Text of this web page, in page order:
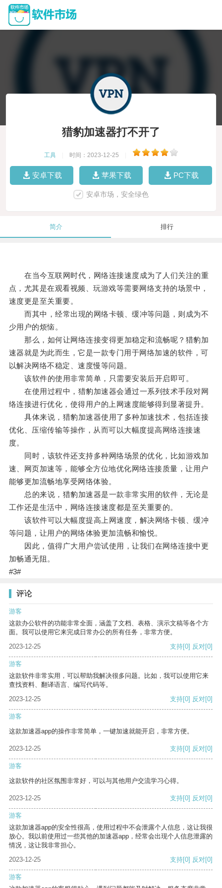
猎豹加速器打不开了
工具 时间：2023-12-25
安卓下载 苹果下载 PC下载
安卓市场，安全绿色
简介 排行
在当今互联网时代，网络连接速度成为了人们关注的重
点，尤其是在观看视频、玩游戏等需要网络支持的场景中，
速度更是至关重要。
而其中，经常出现的网络卡顿、缓冲等问题，则成为不
少用户的烦恼。
那么，如何让网络连接变得更加稳定和流畅呢？猎豹加
速器就是为此而生，它是一款专门用于网络加速的软件，可
以解决网络不稳定、速度慢等问题。
该软件的使用非常简单，只需要安装后开启即可。
在使用过程中，猎豹加速器会通过一系列技术手段对网
络连接进行优化，使得用户的上网速度能够得到显著提升。
具体来说，猎豹加速器使用了多种加速技术，包括连接
优化、压缩传输等操作，从而可以大幅度提高网络连接速
度。
同时，该软件还支持多种网络场景的优化，比如游戏加
速、网页加速等，能够全方位地优化网络连接质量，让用户
能够更加流畅地享受网络体验。
总的来说，猎豹加速器是一款非常实用的软件，无论是
工作还是生活中，网络连接速度都是至关重要的。
该软件可以大幅度提高上网速度，解决网络卡顿、缓冲
等问题，让用户的网络体验更加流畅和愉悦。
因此，值得广大用户尝试使用，让我们在网络连接中更
加畅通无阻。
#3#
评论
游客
这款办公软件的功能非常全面，涵盖了文档、表格、演示文稿等各个方
面。我可以使用它来完成日常办公的所有任务，非常方便。
2023-12-25
支持[0] 反对[0]
游客
这款软件非常实用，可以帮助我解决很多问题。比如，我可以使用它来
查找资料、翻译语言、编写代码等。
2023-12-25
支持[0] 反对[0]
游客
这款加速器app的操作非常简单，一键加速就能开启，非常方便。
2023-12-25 支持[0] 反对[0]
游客
这款软件的社区氛围非常好，可以与其他用户交流学习心得。
2023-12-25 支持[0] 反对[0]
游客
这款加速器app的安全性很高，使用过程中不会泄露个人信息，这让我很
放心。我以前使用过一些其他的加速器app，经常会出现个人信息泄露的
情况，这让我非常担心。
2023-12-25
支持[0] 反对[0]
游客